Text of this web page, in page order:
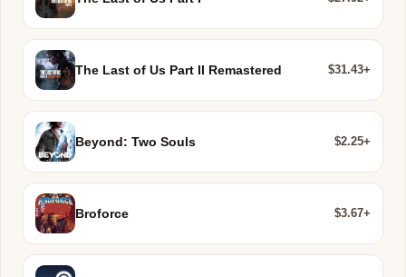
The Last of Us Part II Remastered $31.43+
Beyond: Two Souls $2.25+
Broforce $3.67+